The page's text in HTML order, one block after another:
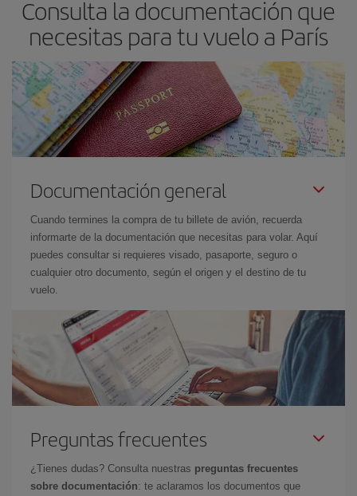
Consulta la documentación que
necesitas para tu vuelo a París
Documentación general
Cuando termines la compra de tu billete de avión, recuerda
informarte de la documentación que necesitas para volar. Aquí
puedes consultar si requieres visado, pasaporte, seguro o
cualquier otro documento, según el origen y el destino de tu
vuelo.
Preguntas frecuentes
¿Tienes dudas? Consulta nuestras preguntas frecuentes
sobre documentación: te aclaramos los documentos que